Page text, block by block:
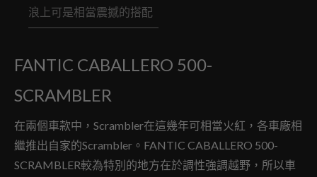
浪上可是相當震撼的搭配
FANTIC CABALLERO 500-
SCRAMBLER
在兩個車款中，Scrambler在這幾年可相當火紅，各車廠相
繼推出自家的Scrambler。FANTIC CABALLERO 500-
SCRAMBLER較為特別的地方在於調性強調越野，所以車